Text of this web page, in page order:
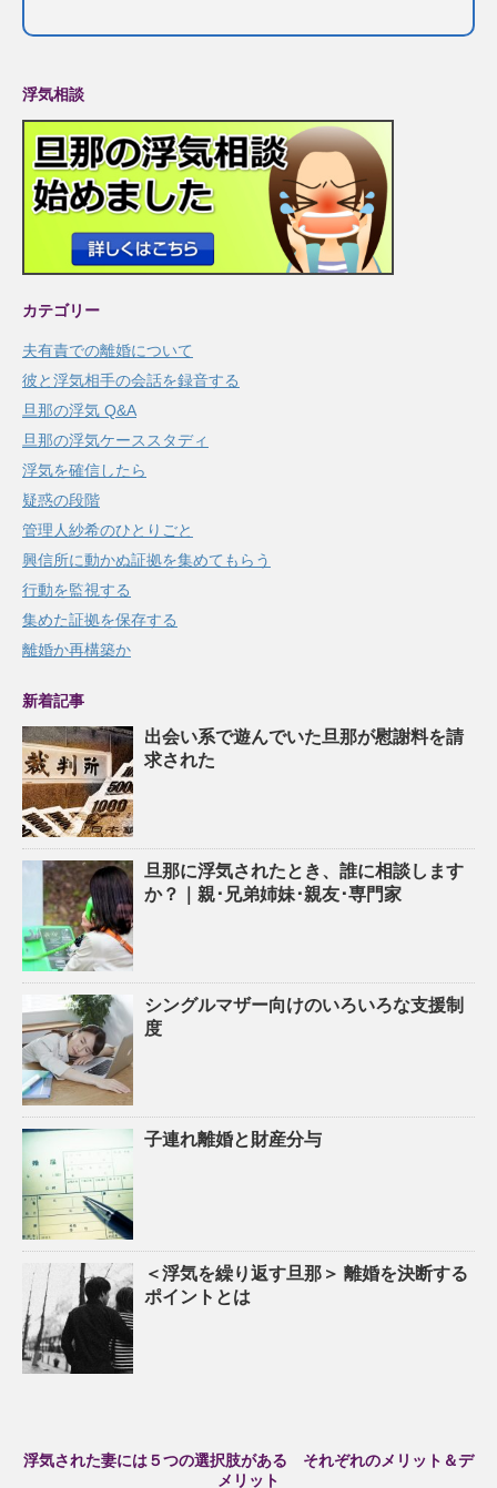
浮気相談
カテゴリー
夫有責での離婚について
彼と浮気相手の会話を録音する
旦那の浮気 Q&A
旦那の浮気ケーススタディ
浮気を確信したら
疑惑の段階
管理人紗希のひとりごと
興信所に動かぬ証拠を集めてもらう
行動を監視する
集めた証拠を保存する
離婚か再構築か
新着記事
出会い系で遊んでいた旦那が慰謝料を請
求された
旦那に浮気されたとき、誰に相談します
か？｜親･兄弟姉妹･親友･専門家
シングルマザー向けのいろいろな支援制
度
子連れ離婚と財産分与
＜浮気を繰り返す旦那＞ 離婚を決断する
ポイントとは
浮気された妻には５つの選択肢がある それぞれのメリット＆デ
メリット